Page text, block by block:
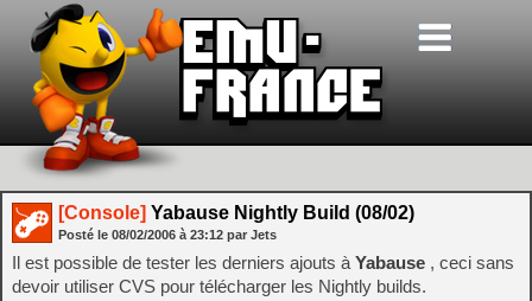
[Console] Yabause Nightly Build (08/02)
Posté le 08/02/2006 à 23:12 par Jets
Il est possible de tester les derniers ajouts à Yabause , ceci sans
devoir utiliser CVS pour télécharger les Nightly builds.